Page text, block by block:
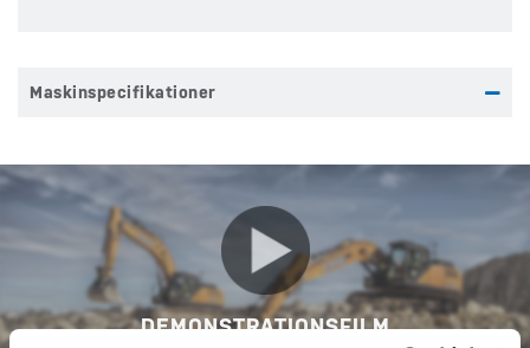
Maskinspecifikationer
DEMONSTRATIONSFILM